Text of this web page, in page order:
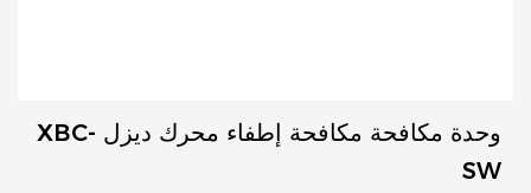
وحدة مكافحة مكافحة إطفاء محرك ديزل XBC-
SW